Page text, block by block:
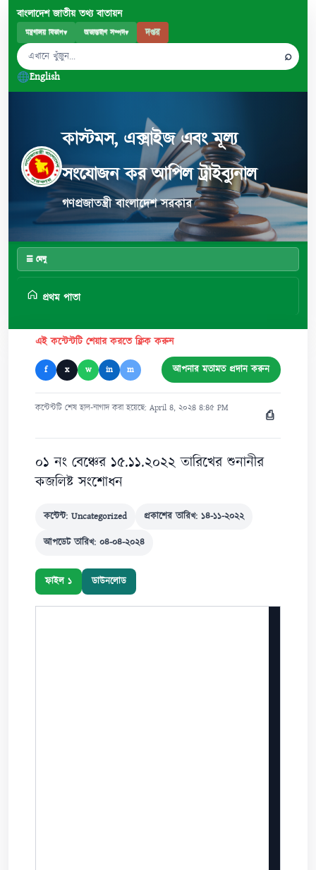
বাংলাদেশ জাতীয় তথ্য বাতায়ন
মন্ত্রণালয় বিভাগ▾ অভ্যন্তরীণ সম্পদ▾ দপ্তর
⌕
English
কাস্টমস, এক্সাইজ এবং মূল্য
সংযোজন কর আপিল ট্রাইব্যুনাল
গণপ্রজাতন্ত্রী বাংলাদেশ সরকার
☰ মেনু
প্রথম পাতা
এই কন্টেন্টটি শেয়ার করতে ক্লিক করুন
f x w in m আপনার মতামত প্রদান করুন
কন্টেন্টটি শেষ হাল-নাগাদ করা হয়েছে: April ৪, ২০২৪ ৪:৪৫ PM ⎙
০১ নং বেঞ্চের ১৫.১১.২০২২ তারিখের শুনানীর
কজলিষ্ট সংশোধন
কন্টেন্ট: Uncategorized প্রকাশের তারিখ: ১৪-১১-২০২২
আপডেট তারিখ: ০৪-০৪-২০২৪
ফাইল ১ ডাউনলোড